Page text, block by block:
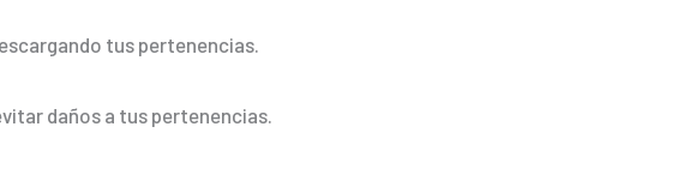
tus pertenencias.
daños a tus pertenencias.